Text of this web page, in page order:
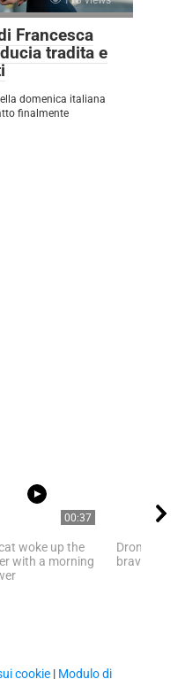
Francesca
tradita e
domenica italiana
finalmente
00:37
woke up the
with a morning
Drongo is
brave mini-
cookie | Modulo di